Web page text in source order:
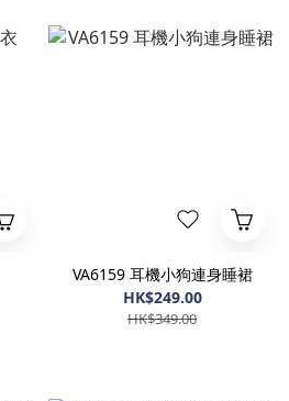
VA6159 耳機小狗連身睡裙
HK$249.00
HK$349.00